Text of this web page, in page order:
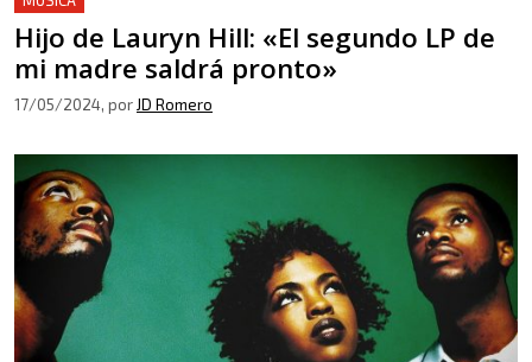
Hijo de Lauryn Hill: «El segundo LP de
mi madre saldrá pronto»
17/05/2024, por JD Romero